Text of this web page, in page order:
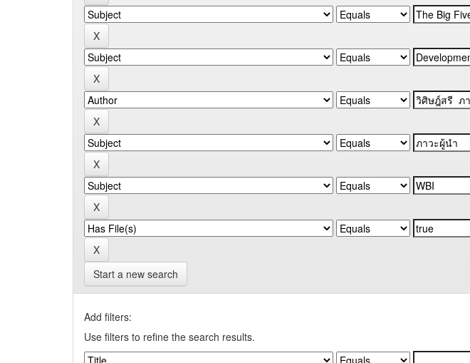
Start a new search
Add filters:
Use filters to refine the search results.